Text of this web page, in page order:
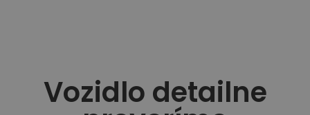
Vozidlo detailne